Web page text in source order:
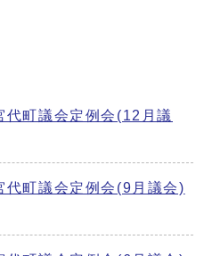
町議会定例会(12月議
町議会定例会(9月議会)